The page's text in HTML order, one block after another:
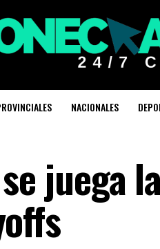
NACIONALES
juega